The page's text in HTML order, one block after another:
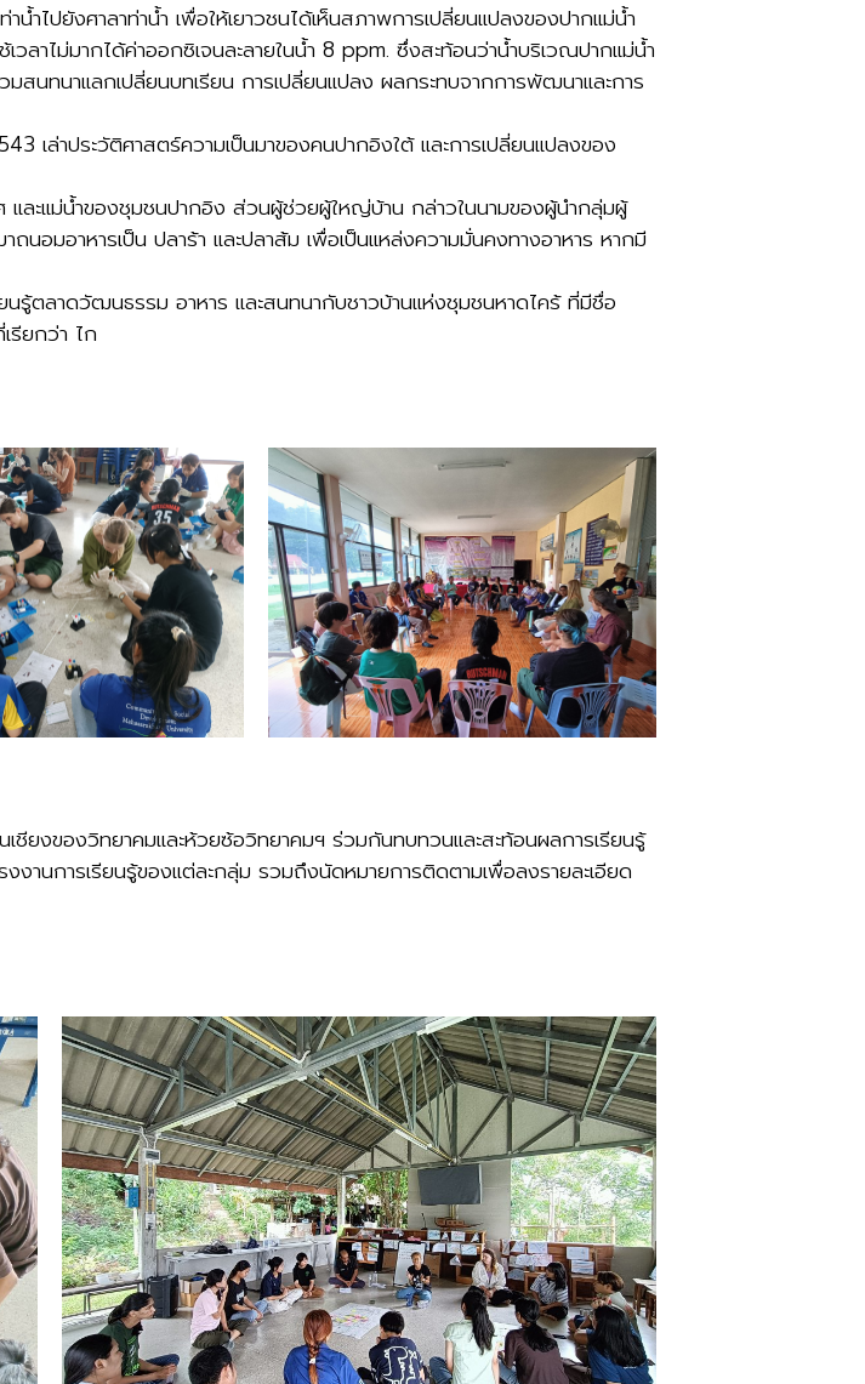
ไปยังศาลาท่าน้ำ เพื่อให้เยาวชนได้เห็นสภาพการเปลี่ยนแปลงของปากแม่น้ำ
าไม่มากได้ค่าออกซิเจนละลายในน้ำ 8 ppm. ซึ่งสะท้อนว่าน้ำบริเวณปากแม่น้ำ
นทนาแลกเปลี่ยนบทเรียน การเปลี่ยนแปลง ผลกระทบจากการพัฒนาและการ
ล่าประวัติศาสตร์ความเป็นมาของคนปากอิงใต้ และการเปลี่ยนแปลงของ
ะแม่น้ำของชุมชนปากอิง ส่วนผู้ช่วยผู้ใหญ่บ้าน กล่าวในนามของผู้นำกลุ่มผู้
อมอาหารเป็น ปลาร้า และปลาส้ม เพื่อเป็นแหล่งความมั่นคงทางอาหาร หากมี
นรู้ตลาดวัฒนธรรม อาหาร และสนทนากับชาวบ้านแห่งชุมชนหาดไคร้ ที่มีชื่อ
รียกว่า ไก
ชียงของวิทยาคมและห้วยซ้อวิทยาคมฯ ร่วมกันทบทวนและสะท้อนผลการเรียนรู้
านการเรียนรู้ของแต่ละกลุ่ม รวมถึงนัดหมายการติดตามเพื่อลงรายละเอียด